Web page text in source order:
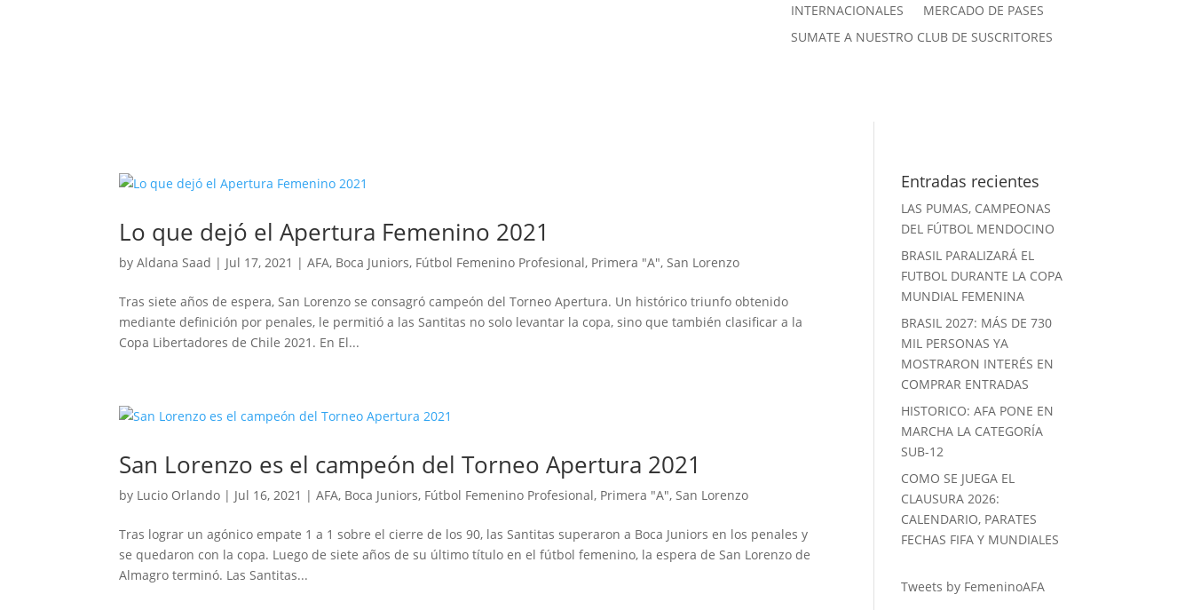
INTERNACIONALES
MERCADO DE PASES
SUMATE A NUESTRO CLUB DE SUSCRITORES
Lo que dejó el Apertura Femenino 2021
byAldana Saad | Jul 17, 2021 |AFA, Boca Juniors, Fútbol Femenino Profesional, Primera "A",San Lorenzo
Tras siete años de espera, San Lorenzo se consagró campeón del Torneo Apertura. Un histórico triunfo obtenido
mediante definición por penales, le permitió a las Santitas no solo levantar la copa, sino que también clasificar a la
Copa Libertadores de Chile 2021. En El...
San Lorenzo es el campeón del Torneo Apertura 2021
by Lucio Orlando | Jul 16, 2021 |AFA, Boca Juniors, Fútbol Femenino Profesional, Primera "A",San Lorenzo
Tras lograr un agónico empate 1 a 1 sobre el cierre de los 90, las Santitas superaron a Boca Juniors en los penales y
se quedaron con la copa. Luego de siete años de su último título en el fútbol femenino, la espera de San Lorenzo de
Almagro terminó. Las Santitas...
Entradas recientes
LAS PUMAS, CAMPEONAS
DEL FÚTBOL MENDOCINO
BRASIL PARALIZARÁ EL
FUTBOL DURANTE LA COPA
MUNDIAL FEMENINA
BRASIL 2027: MÁS DE 730
MIL PERSONAS YA
MOSTRARON INTERÉS EN
COMPRAR ENTRADAS
HISTORICO: AFA PONE EN
MARCHA LA CATEGORÍA
SUB-12
COMO SE JUEGA EL
CLAUSURA 2026:
CALENDARIO, PARATES
FECHAS FIFA Y MUNDIALES
Tweets by FemeninoAFA